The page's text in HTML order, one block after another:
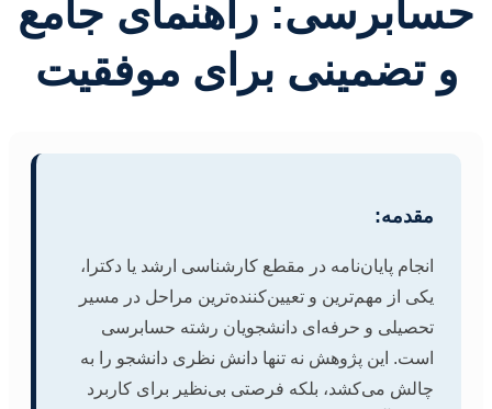
حسابرسی: راهنمای جامع
و تضمینی برای موفقیت
مقدمه:
انجام پایان‌نامه در مقطع کارشناسی ارشد یا دکترا،
یکی از مهم‌ترین و تعیین‌کننده‌ترین مراحل در مسیر
تحصیلی و حرفه‌ای دانشجویان رشته حسابرسی
است. این پژوهش نه تنها دانش نظری دانشجو را به
چالش می‌کشد، بلکه فرصتی بی‌نظیر برای کاربرد